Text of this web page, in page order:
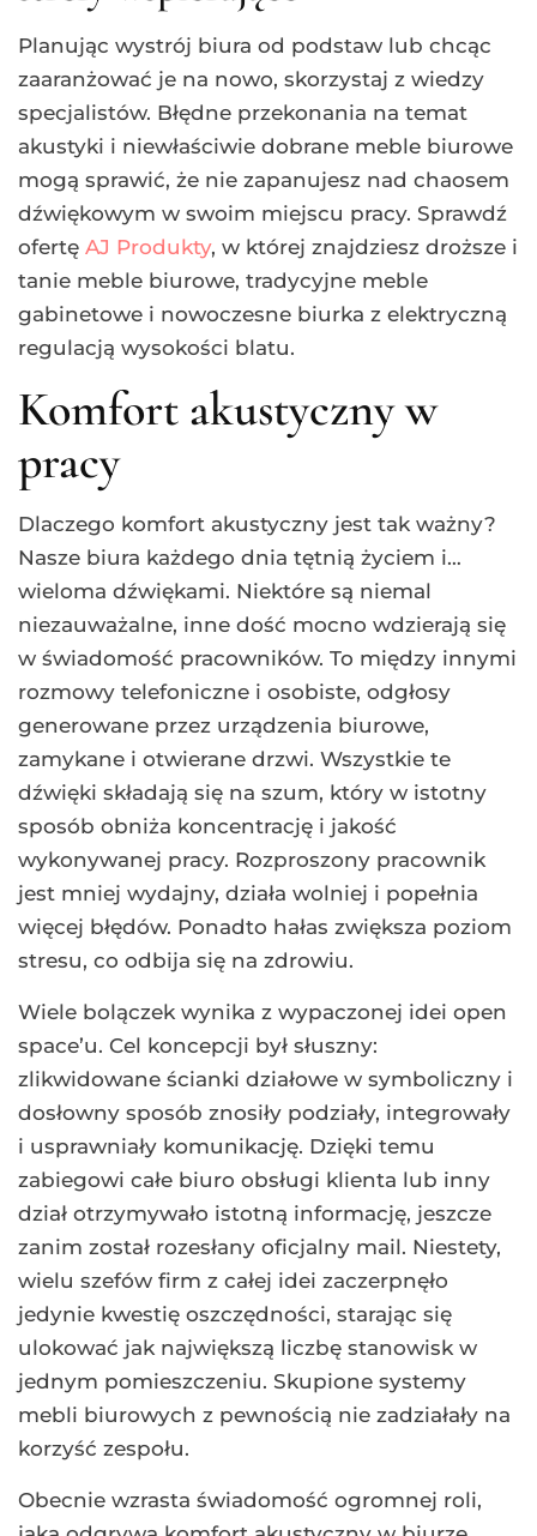
Planując wystrój biura od podstaw lub chcąc
zaaranżować je na nowo, skorzystaj z wiedzy
specjalistów. Błędne przekonania na temat
akustyki i niewłaściwie dobrane meble biurowe
mogą sprawić, że nie zapanujesz nad chaosem
dźwiękowym w swoim miejscu pracy. Sprawdź
ofertę AJ Produkty, w której znajdziesz droższe i
tanie meble biurowe, tradycyjne meble
gabinetowe i nowoczesne biurka z elektryczną
regulacją wysokości blatu.
Komfort akustyczny w
pracy
Dlaczego komfort akustyczny jest tak ważny?
Nasze biura każdego dnia tętnią życiem i…
wieloma dźwiękami. Niektóre są niemal
niezauważalne, inne dość mocno wdzierają się
w świadomość pracowników. To między innymi
rozmowy telefoniczne i osobiste, odgłosy
generowane przez urządzenia biurowe,
zamykane i otwierane drzwi. Wszystkie te
dźwięki składają się na szum, który w istotny
sposób obniża koncentrację i jakość
wykonywanej pracy. Rozproszony pracownik
jest mniej wydajny, działa wolniej i popełnia
więcej błędów. Ponadto hałas zwiększa poziom
stresu, co odbija się na zdrowiu.
Wiele bolączek wynika z wypaczonej idei open
space’u. Cel koncepcji był słuszny:
zlikwidowane ścianki działowe w symboliczny i
dosłowny sposób znosiły podziały, integrowały
i usprawniały komunikację. Dzięki temu
zabiegowi całe biuro obsługi klienta lub inny
dział otrzymywało istotną informację, jeszcze
zanim został rozesłany oficjalny mail. Niestety,
wielu szefów firm z całej idei zaczerpnęło
jedynie kwestię oszczędności, starając się
ulokować jak największą liczbę stanowisk w
jednym pomieszczeniu. Skupione systemy
mebli biurowych z pewnością nie zadziałały na
korzyść zespołu.
Obecnie wzrasta świadomość ogromnej roli,